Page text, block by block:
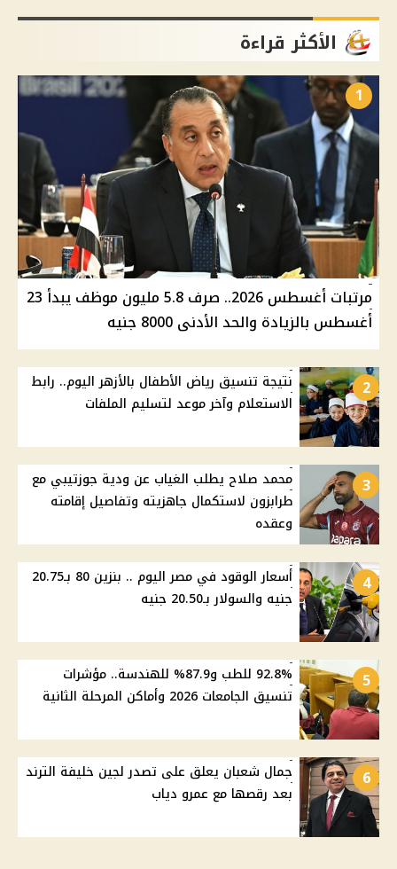
الأكثر قراءة
1
مرتبات أغسطس 2026.. صرف 5.8 مليون موظف يبدأ 23
أغسطس بالزيادة والحد الأدنى 8000 جنيه
2
نتيجة تنسيق رياض الأطفال بالأزهر اليوم.. رابط
الاستعلام وآخر موعد لتسليم الملفات
3
محمد صلاح يطلب الغياب عن ودية جوزتيبي مع
طرابزون لاستكمال جاهزيته وتفاصيل إقامته
وعقده
4
أسعار الوقود في مصر اليوم .. بنزين 80 بـ20.75
جنيه والسولار بـ20.50 جنيه
5
92.8% للطب و87.9% للهندسة.. مؤشرات
تنسيق الجامعات 2026 وأماكن المرحلة الثانية
6
جمال شعبان يعلق على تصدر لجين خليفة الترند
بعد رقصها مع عمرو دياب